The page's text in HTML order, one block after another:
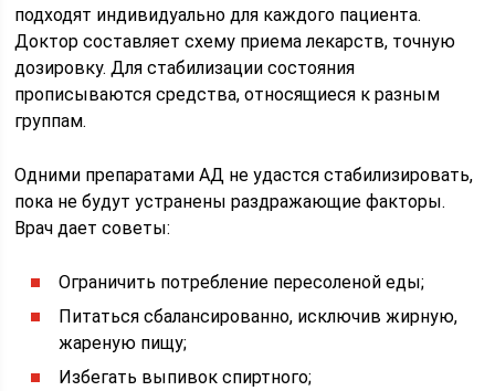
подходят индивидуально для каждого пациента.
Доктор составляет схему приема лекарств, точную
дозировку. Для стабилизации состояния
прописываются средства, относящиеся к разным
группам.
Одними препаратами АД не удастся стабилизировать,
пока не будут устранены раздражающие факторы.
Врач дает советы:
Ограничить потребление пересоленой еды;
Питаться сбалансированно, исключив жирную,
жареную пищу;
Избегать выпивок спиртного;